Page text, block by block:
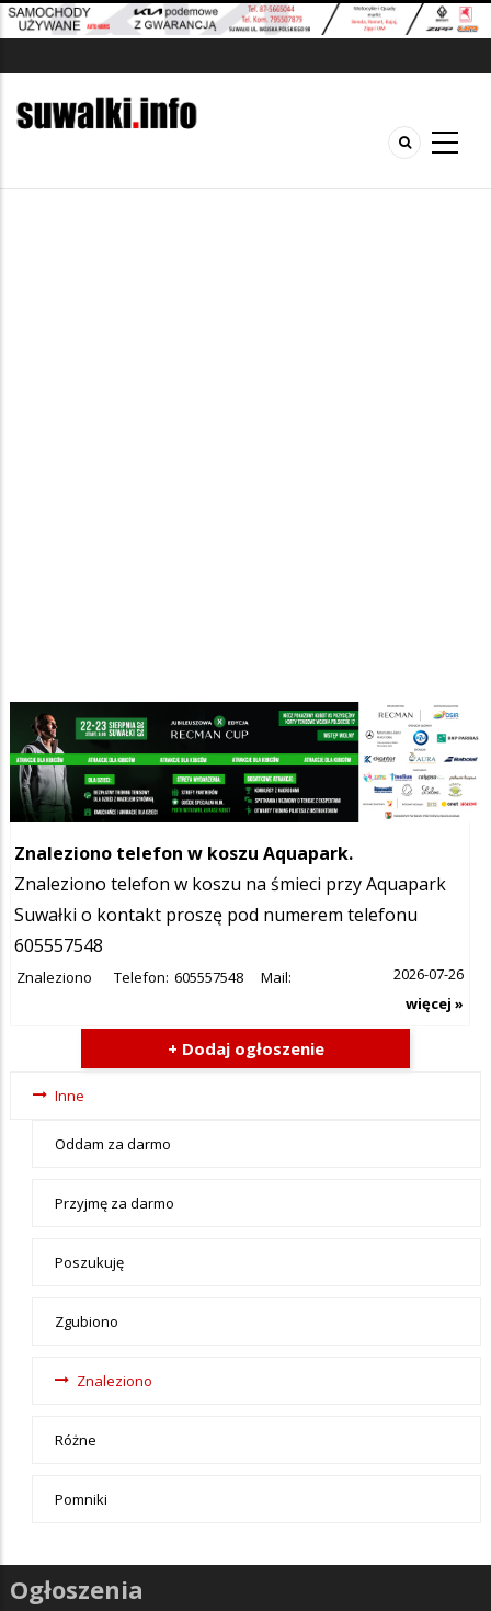
Szukana fraza w ogłoszeniach
Znaleziono telefon w koszu Aquapark.
Znaleziono telefon w koszu na śmieci przy Aquapark
Suwałki o kontakt proszę pod numerem telefonu
605557548
Znaleziono Telefon: 605557548 Mail:
2026-07-26
więcej »
+ Dodaj ogłoszenie
Ogłoszenia
menu-Inne
Inne
Oddam za darmo
Przyjmę za darmo
Poszukuję
Zgubiono
Znaleziono
Różne
Pomniki
Ogłoszenia